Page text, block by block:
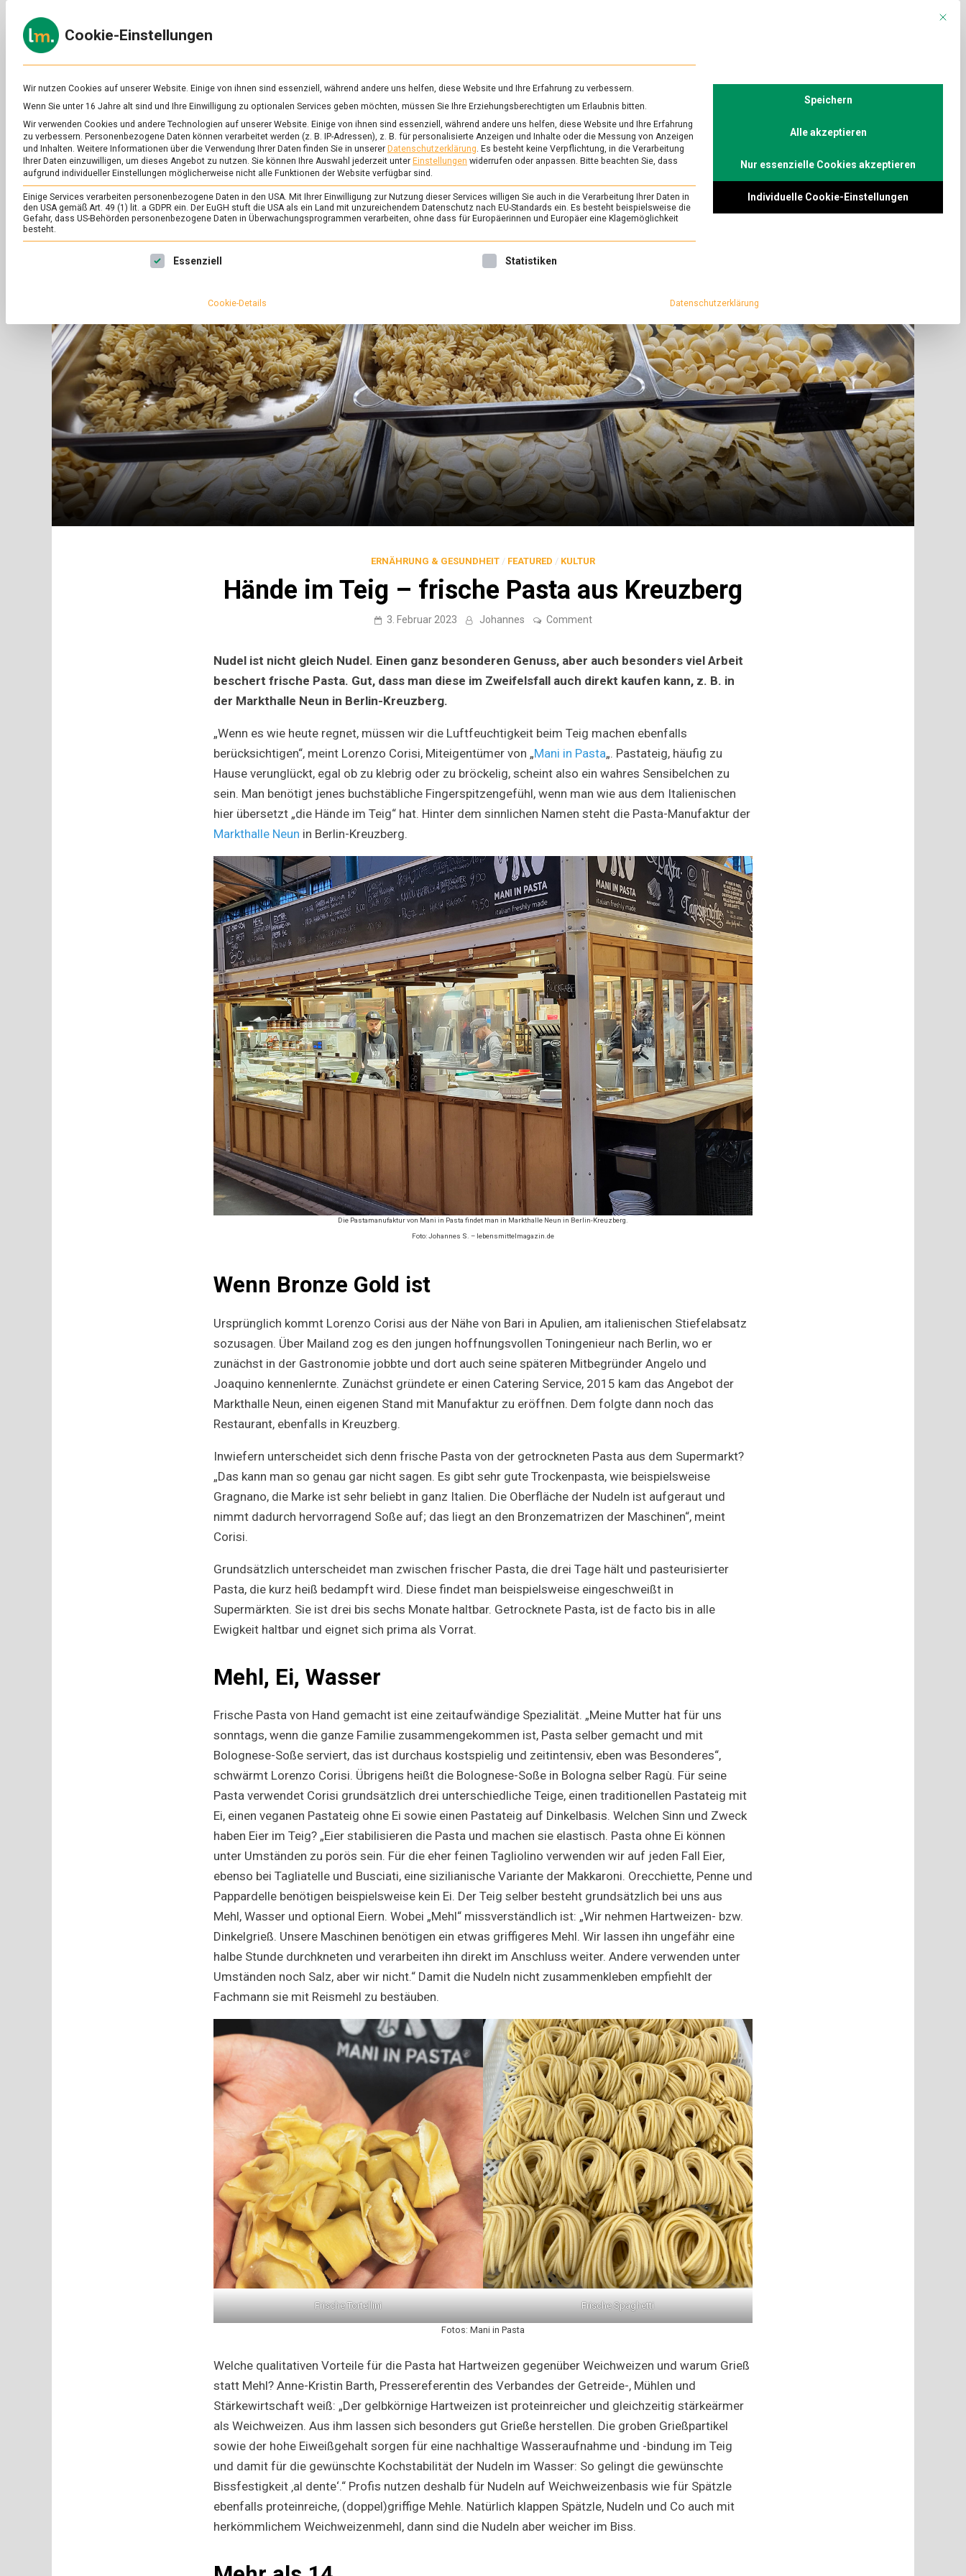
to
content
zu
&
Ernährung
ERNÄHRUNG & GESUNDHEIT / FEATURED / KULTUR
Hände im Teig – frische Pasta aus Kreuzberg
3. Februar 2023 Johannes Commenton
–
frische
Pasta
Nudel ist nicht gleich Nudel. Einen ganz besonderen Genuss, aber auch besonders viel Arbeit
beschert frische Pasta. Gut, dass man diese im Zweifelsfall auch direkt kaufen kann, z. B. in
der Markthalle Neun in Berlin-Kreuzberg.
„Wenn es wie heute regnet, müssen wir die Luftfeuchtigkeit beim Teig machen ebenfalls
berücksichtigen“, meint Lorenzo Corisi, Miteigentümer von „Mani in Pasta„. Pastateig, häufig zu
Hause verunglückt, egal ob zu klebrig oder zu bröckelig, scheint also ein wahres Sensibelchen zu
sein. Man benötigt jenes buchstäbliche Fingerspitzengefühl, wenn man wie aus dem Italienischen
hier übersetzt „die Hände im Teig“ hat. Hinter dem sinnlichen Namen steht die Pasta-Manufaktur der
Markthalle Neun in Berlin-Kreuzberg.
Die Pastamanufaktur von Mani in Pasta findet man in Markthalle Neun in Berlin-Kreuzberg.
Foto: Johannes S. – lebensmittelmagazin.de
Wenn Bronze Gold ist
Ursprünglich kommt Lorenzo Corisi aus der Nähe von Bari in Apulien, am italienischen Stiefelabsatz
sozusagen. Über Mailand zog es den jungen hoffnungsvollen Toningenieur nach Berlin, wo er
zunächst in der Gastronomie jobbte und dort auch seine späteren Mitbegründer Angelo und
Joaquino kennenlernte. Zunächst gründete er einen Catering Service, 2015 kam das Angebot der
Markthalle Neun, einen eigenen Stand mit Manufaktur zu eröffnen. Dem folgte dann noch das
Restaurant, ebenfalls in Kreuzberg.
Inwiefern unterscheidet sich denn frische Pasta von der getrockneten Pasta aus dem Supermarkt?
„Das kann man so genau gar nicht sagen. Es gibt sehr gute Trockenpasta, wie beispielsweise
Gragnano, die Marke ist sehr beliebt in ganz Italien. Die Oberfläche der Nudeln ist aufgeraut und
nimmt dadurch hervorragend Soße auf; das liegt an den Bronzematrizen der Maschinen“, meint
Corisi.
Grundsätzlich unterscheidet man zwischen frischer Pasta, die drei Tage hält und pasteurisierter
Pasta, die kurz heiß bedampft wird. Diese findet man beispielsweise eingeschweißt in
Supermärkten. Sie ist drei bis sechs Monate haltbar. Getrocknete Pasta, ist de facto bis in alle
Ewigkeit haltbar und eignet sich prima als Vorrat.
Mehl, Ei, Wasser
Frische Pasta von Hand gemacht ist eine zeitaufwändige Spezialität. „Meine Mutter hat für uns
sonntags, wenn die ganze Familie zusammengekommen ist, Pasta selber gemacht und mit
Bolognese-Soße serviert, das ist durchaus kostspielig und zeitintensiv, eben was Besonderes“,
schwärmt Lorenzo Corisi. Übrigens heißt die Bolognese-Soße in Bologna selber Ragù. Für seine
Pasta verwendet Corisi grundsätzlich drei unterschiedliche Teige, einen traditionellen Pastateig mit
Ei, einen veganen Pastateig ohne Ei sowie einen Pastateig auf Dinkelbasis. Welchen Sinn und Zweck
haben Eier im Teig? „Eier stabilisieren die Pasta und machen sie elastisch. Pasta ohne Ei können
unter Umständen zu porös sein. Für die eher feinen Tagliolino verwenden wir auf jeden Fall Eier,
ebenso bei Tagliatelle und Busciati, eine sizilianische Variante der Makkaroni. Orecchiette, Penne und
Pappardelle benötigen beispielsweise kein Ei. Der Teig selber besteht grundsätzlich bei uns aus
Mehl, Wasser und optional Eiern. Wobei „Mehl“ missverständlich ist: „Wir nehmen Hartweizen- bzw.
Dinkelgrieß. Unsere Maschinen benötigen ein etwas griffigeres Mehl. Wir lassen ihn ungefähr eine
halbe Stunde durchkneten und verarbeiten ihn direkt im Anschluss weiter. Andere verwenden unter
Umständen noch Salz, aber wir nicht.“ Damit die Nudeln nicht zusammenkleben empfiehlt der
Fachmann sie mit Reismehl zu bestäuben.
Frische Tortellini Frische Spaghetti
Fotos: Mani in Pasta
Welche qualitativen Vorteile für die Pasta hat Hartweizen gegenüber Weichweizen und warum Grieß
statt Mehl? Anne-Kristin Barth, Pressereferentin des Verbandes der Getreide-, Mühlen und
Stärkewirtschaft weiß: „Der gelbkörnige Hartweizen ist proteinreicher und gleichzeitig stärkeärmer
als Weichweizen. Aus ihm lassen sich besonders gut Grieße herstellen. Die groben Grießpartikel
sowie der hohe Eiweißgehalt sorgen für eine nachhaltige Wasseraufnahme und -bindung im Teig
und damit für die gewünschte Kochstabilität der Nudeln im Wasser: So gelingt die gewünschte
Bissfestigkeit ‚al dente‘.“ Profis nutzen deshalb für Nudeln auf Weichweizenbasis wie für Spätzle
ebenfalls proteinreiche, (doppel)griffige Mehle. Natürlich klappen Spätzle, Nudeln und Co auch mit
herkömmlichem Weichweizenmehl, dann sind die Nudeln aber weicher im Biss.
Mit
Cookie-Einstellungen
Wir nutzen Cookies auf unserer Website. Einige von ihnen sind essenziell, während andere uns helfen, diese Website und Ihre Erfahrung zu verbessern.
Wenn Sie unter 16 Jahre alt sind und Ihre Einwilligung zu optionalen Services geben möchten, müssen Sie Ihre Erziehungsberechtigten um Erlaubnis bitten.
Wir verwenden Cookies und andere Technologien auf unserer Website. Einige von ihnen sind essenziell, während andere uns helfen, diese Website und Ihre Erfahrung
zu verbessern. Personenbezogene Daten können verarbeitet werden (z. B. IP-Adressen), z. B. für personalisierte Anzeigen und Inhalte oder die Messung von Anzeigen
und Inhalten. Weitere Informationen über die Verwendung Ihrer Daten finden Sie in unserer Datenschutzerklärung. Es besteht keine Verpflichtung, in die Verarbeitung
Ihrer Daten einzuwilligen, um dieses Angebot zu nutzen. Sie können Ihre Auswahl jederzeit unter Einstellungen widerrufen oder anpassen. Bitte beachten Sie, dass
aufgrund individueller Einstellungen möglicherweise nicht alle Funktionen der Website verfügbar sind.
Einige Services verarbeiten personenbezogene Daten in den USA. Mit Ihrer Einwilligung zur Nutzung dieser Services willigen Sie auch in die Verarbeitung Ihrer Daten in
den USA gemäß Art. 49 (1) lit. a GDPR ein. Der EuGH stuft die USA als ein Land mit unzureichendem Datenschutz nach EU-Standards ein. Es besteht beispielsweise die
Gefahr, dass US-Behörden personenbezogene Daten in Überwachungsprogrammen verarbeiten, ohne dass für Europäerinnen und Europäer eine Klagemöglichkeit
besteht.
Es folgt eine Liste der Service-Gruppen, für die eine Einwilligung erteilt werden kann. Die erste Service-Gruppe ist essenziell und kann nicht abgewählt werden.
Essenziell Statistiken
Speichern
Alle akzeptieren
Nur essenzielle Cookies akzeptieren
Individuelle Cookie-Einstellungen
Cookie-Details Datenschutzerklärung